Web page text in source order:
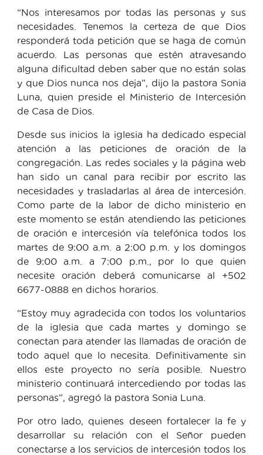
“Nos interesamos por todas las personas y sus
necesidades. Tenemos la certeza de que Dios
responderá toda petición que se haga de común
acuerdo. Las personas que estén atravesando
alguna dificultad deben saber que no están solas
y que Dios nunca nos deja”, dijo la pastora Sonia
Luna, quien preside el Ministerio de Intercesión
de Casa de Dios.
Desde sus inicios la iglesia ha dedicado especial
atención a las peticiones de oración de la
congregación. Las redes sociales y la página web
han sido un canal para recibir por escrito las
necesidades y trasladarlas al área de intercesión.
Como parte de la labor de dicho ministerio en
este momento se están atendiendo las peticiones
de oración e intercesión vía telefónica todos los
martes de 9:00 a.m. a 2:00 p.m. y los domingos
de 9:00 a.m. a 7:00 p.m., por lo que quien
necesite oración deberá comunicarse al +502
6677-0888 en dichos horarios.
“Estoy muy agradecida con todos los voluntarios
de la iglesia que cada martes y domingo se
conectan para atender las llamadas de oración de
todo aquel que lo necesita. Definitivamente sin
ellos este proyecto no sería posible. Nuestro
ministerio continuará intercediendo por todas las
personas”, agregó la pastora Sonia Luna.
Por otro lado, quienes deseen fortalecer la fe y
desarrollar su relación con el Señor pueden
conectarse a los servicios de intercesión todos los